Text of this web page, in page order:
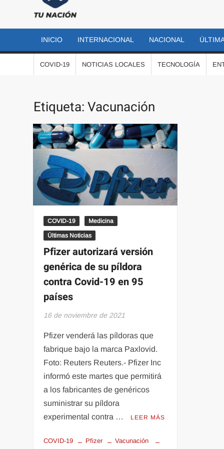
NACIÓN
más
importantes
al momento
INICIO INTERNACIONAL NACIONAL
COVID-19 NOTICIAS LOCALES TECNOLOGÍA
Etiqueta:Vacunación
COVID-19 Medicina
Últimas Noticias
Pfizer autorizará versión
genérica de su píldora
contra Covid-19 en 95
países
16 de noviembre de 2021
Pfizer venderá las píldoras que
fabrique bajo la marca Paxlovid.
Foto: Reuters Reuters.- Pfizer Inc
informó este martes que permitirá
a los fabricantes de genéricos
suministrar su píldora
experimental contra …
LEER MÁS
COVID-19 Pfizer Vacunación